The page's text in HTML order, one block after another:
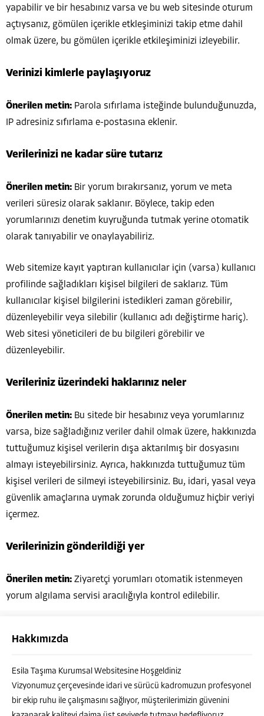
yapabilir ve bir hesabınız varsa ve bu web sitesinde oturum
açtıysanız, gömülen içerikle etkleşiminizi takip etme dahil
olmak üzere, bu gömülen içerikle etkileşiminizi izleyebilir.
Verinizi kimlerle paylaşıyoruz
Önerilen metin: Parola sıfırlama isteğinde bulunduğunuzda,
IP adresiniz sıfırlama e-postasına eklenir.
Verilerinizi ne kadar süre tutarız
Önerilen metin: Bir yorum bırakırsanız, yorum ve meta
verileri süresiz olarak saklanır. Böylece, takip eden
yorumlarınızı denetim kuyruğunda tutmak yerine otomatik
olarak tanıyabilir ve onaylayabiliriz.
Web sitemize kayıt yaptıran kullanıcılar için (varsa) kullanıcı
profilinde sağladıkları kişisel bilgileri de saklarız. Tüm
kullanıcılar kişisel bilgilerini istedikleri zaman görebilir,
düzenleyebilir veya silebilir (kullanıcı adı değiştirme hariç).
Web sitesi yöneticileri de bu bilgileri görebilir ve
düzenleyebilir.
Verileriniz üzerindeki haklarınız neler
Önerilen metin: Bu sitede bir hesabınız veya yorumlarınız
varsa, bize sağladığınız veriler dahil olmak üzere, hakkınızda
tuttuğumuz kişisel verilerin dışa aktarılmış bir dosyasını
almayı isteyebilirsiniz. Ayrıca, hakkınızda tuttuğumuz tüm
kişisel verileri de silmeyi isteyebilirsiniz. Bu, idari, yasal veya
güvenlik amaçlarına uymak zorunda olduğumuz hiçbir veriyi
içermez.
Verilerinizin gönderildiği yer
Önerilen metin: Ziyaretçi yorumları otomatik istenmeyen
yorum algılama servisi aracılığıyla kontrol edilebilir.
Hakkımızda
Esila Taşıma Kurumsal Websitesine Hoşgeldiniz
Vizyonumuz çerçevesinde idari ve sürücü kadromuzun profesyonel
bir ekip ruhu ile çalışmasını sağlıyor, müşterilerimizin güvenini